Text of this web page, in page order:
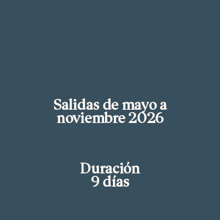
Salidas de mayo a
noviembre 2026
Duración
9 días